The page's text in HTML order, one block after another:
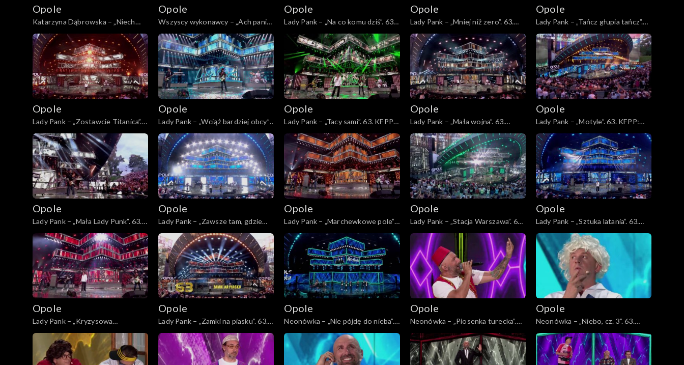
Opole 2009
Opole 2008
Opole 2007
Opole 2006
Opole 2005
Opole 2004
Majewska & Korcz okrągłe 45!
Opolskie archiwum
Opole 2003
Opole
Katarzyna Dąbrowska – „Niech
żyje bal”. 63. KFPP: „Kiedy mnie już
nie będzie...”. Koncert w hołdzie
Magdzie Umer i Agnieszce
Osieckiej
Opole
Wszyscy wykonawcy – „Ach panie,
panowie”. 63. KFPP: „Kiedy mnie
już nie będzie...”. Koncert w
hołdzie Magdzie Umer i Agnieszce
Osieckiej
Opole
Lady Pank – „Na co komu dziś”. 63.
KFPP: Jubileusz 45-lecia zespołu
Lady Pank
Opole
Lady Pank – „Mniej niż zero”. 63.
KFPP: Jubileusz 45-lecia zespołu
Lady Pank
Opole
Lady Pank – „Tańcz głupia tańcz”.
63. KFPP: Jubileusz 45-lecia
zespołu Lady Pank
Opole
Lady Pank – „Zostawcie Titanica”.
63. KFPP: Jubileusz 45-lecia
zespołu Lady Pank
Opole
Lady Pank – „Wciąż bardziej obcy”.
63. KFPP: Jubileusz 45-lecia
zespołu Lady Pank
Opole
Lady Pank – „Tacy sami”. 63. KFPP:
Jubileusz 45-lecia zespołu Lady
Pank
Opole
Lady Pank – „Mała wojna”. 63.
KFPP: Jubileusz 45-lecia zespołu
Lady Pank
Opole
Lady Pank – „Motyle”. 63. KFPP:
Jubileusz 45-lecia zespołu Lady
Pank
Opole
Lady Pank – „Mała Lady Punk”. 63.
KFPP: Jubileusz 45-lecia zespołu
Lady Pank
Opole
Lady Pank – „Zawsze tam, gdzie
Ty”. 63. KFPP: Jubileusz 45-lecia
zespołu Lady Pank
Opole
Lady Pank – „Marchewkowe pole”.
63. KFPP: Jubileusz 45-lecia
zespołu Lady Pank
Opole
Lady Pank – „Stacja Warszawa”. 63.
KFPP: Jubileusz 45-lecia zespołu
Lady Pank
Opole
Lady Pank – „Sztuka latania”. 63.
KFPP: Jubileusz 45-lecia zespołu
Lady Pank
Opole
Lady Pank – „Kryzysowa
narzeczona”. 63. KFPP: Jubileusz
45-lecia zespołu Lady Pank
Opole
Lady Pank – „Zamki na piasku”. 63.
KFPP: Jubileusz 45-lecia zespołu
Lady Pank
Opole
Neonówka – „Nie pójdę do nieba”.
63. KFPP: 26 lat kabaretu Neo-
Nówka
Opole
Neonówka – „Piosenka turecka”.
63. KFPP: 26 lat kabaretu Neo-
Nówka
Opole
Neonówka – „Niebo, cz. 3”. 63.
KFPP: 26 lat kabaretu Neo-Nówka